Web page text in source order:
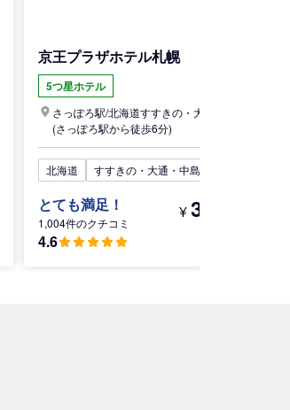
京王プラザホテル札幌
5つ星ホテル
さっぽろ駅/北海道すすきの・大通・中島公園
(さっぽろ駅から徒歩6分)
北海道 すすきの・大通・中島公園
とても満足！
1,004件のクチコミ
4.6
¥30,200〜